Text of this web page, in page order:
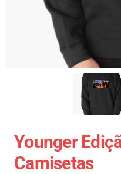
Younger
Camisetas